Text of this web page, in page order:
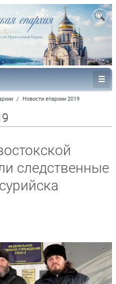
/ Новости епархии 2019
следственные